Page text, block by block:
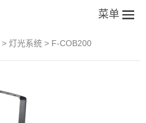
菜单
> 灯光系统 > F-COB200